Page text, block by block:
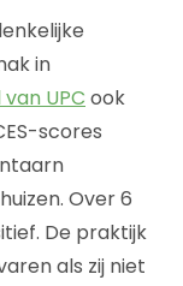
in
UPC ook
scores
Over 6
De praktijk
als zij niet